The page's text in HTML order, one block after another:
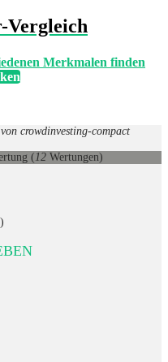
Vergleich
Merkmalen finden
crowdinvesting-compact
( 12 Wertungen)